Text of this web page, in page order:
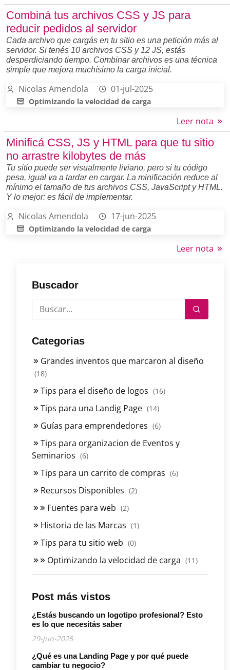
Buscador
Categorias
Grandes inventos que marcaron al diseño
(18)
Tips para el diseño de logos (16)
Tips para una Landig Page (14)
Guías para emprendedores (6)
Tips para organizacion de Eventos y
Seminarios (6)
Tips para un carrito de compras (6)
Recursos Disponibles (2)
Fuentes para web (2)
Historia de las Marcas (1)
Tips para tu sitio web (0)
Optimizando la velocidad de carga (11)
Post más vistos
¿Estás buscando un logotipo profesional? Esto
es lo que necesitás saber
29-jun-2025
¿Qué es una Landing Page y por qué puede
cambiar tu negocio?
Combiná tus archivos CSS y JS para
reducir pedidos al servidor
Cada archivo que cargás en tu sitio es una petición más al
servidor. Si tenés 10 archivos CSS y 12 JS, estás
desperdiciando tiempo. Combinar archivos es una técnica
simple que mejora muchísimo la carga inicial.
Nicolas Amendola 01-jul-2025
Optimizando la velocidad de carga
Leer nota
Minificá CSS, JS y HTML para que tu sitio
no arrastre kilobytes de más
Tu sitio puede ser visualmente liviano, pero si tu código
pesa, igual va a tardar en cargar. La minificación reduce al
mínimo el tamaño de tus archivos CSS, JavaScript y HTML.
Y lo mejor: es fácil de implementar.
Nicolas Amendola 17-jun-2025
Optimizando la velocidad de carga
Leer nota